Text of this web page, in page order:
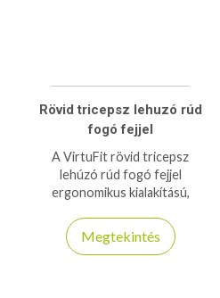
Rövid tricepsz lehuzó rúd
fogó fejjel
A VirtuFit rövid tricepsz
lehúzó rúd fogó fejjel
ergonomikus kialakítású,
biztosít. Ideális edzőtermi és
otthoni erősítő edzésekhez.
Megtekintés